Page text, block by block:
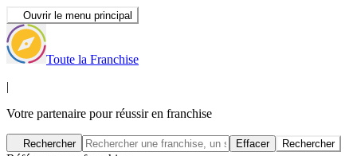
Ouvrir le menu principal
Toute la Franchise
|
Votre partenaire pour réussir en franchise
Rechercher Effacer Rechercher